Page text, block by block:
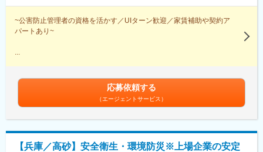
~公害防止管理者の資格を活かす／UIターン歓迎／家賃補助や契約ア
パートあり~
...
応募依頼する
（エージェントサービス）
【兵庫／高砂】安全衛生・環境防災※上場企業の安定